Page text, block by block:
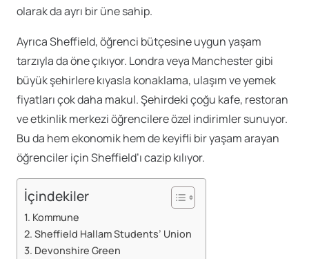
olarak da ayrı bir üne sahip.
Ayrıca Sheffield, öğrenci bütçesine uygun yaşam
tarzıyla da öne çıkıyor. Londra veya Manchester gibi
büyük şehirlere kıyasla konaklama, ulaşım ve yemek
fiyatları çok daha makul. Şehirdeki çoğu kafe, restoran
ve etkinlik merkezi öğrencilere özel indirimler sunuyor.
Bu da hem ekonomik hem de keyifli bir yaşam arayan
öğrenciler için Sheffield’ı cazip kılıyor.
İçindekiler
1. Kommune
2. Sheffield Hallam Students’ Union
3. Devonshire Green